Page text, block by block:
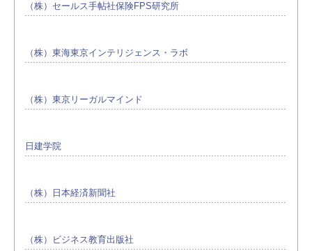
（株）セールス手帖社保険FPS研究所
（株）東海東京インテリジェンス・ラボ
（株）東京リーガルマインド
日建学院
（株）日本経済新聞社
（株）ビジネス教育出版社